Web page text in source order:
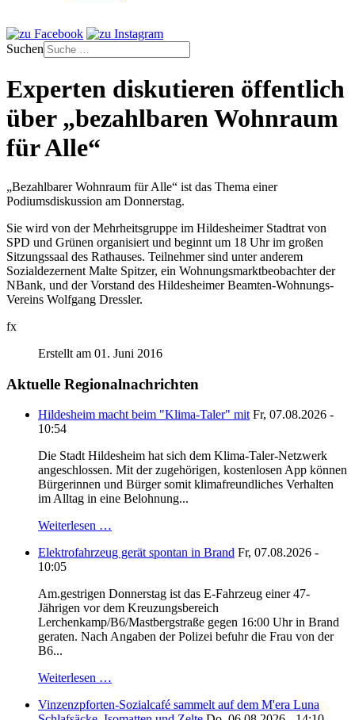
Suchen
Experten diskutieren öffentlich
über „bezahlbaren Wohnraum
für Alle“
„Bezahlbarer Wohnraum für Alle“ ist das Thema einer
Podiumsdiskussion am Donnerstag.
Sie wird von der Mehrheitsgruppe im Hildesheimer Stadtrat von
SPD und Grünen organisiert und beginnt um 18 Uhr im großen
Sitzungssaal des Rathauses. Teilnehmer sind unter anderem
Sozialdezernent Malte Spitzer, ein Wohnungsmarktbeobachter der
NBank, und der Vorstand des Hildesheimer Beamten-Wohnungs-
Vereins Wolfgang Dressler.
fx
Erstellt am 01. Juni 2016
Aktuelle Regionalnachrichten
Hildesheim macht beim "Klima-Taler" mit Fr, 07.08.2026 -
10:54
Die Stadt Hildesheim hat sich dem Klima-Taler-Netzwerk
angeschlossen. Mit der zugehörigen, kostenlosen App können
Bürgerinnen und Bürger somit klimafreundliches Verhalten
im Alltag in eine Belohnung...
Weiterlesen …
Elektrofahrzeug gerät spontan in Brand Fr, 07.08.2026 -
10:05
Am.gestrigen Donnerstag ist das E-Fahrzeug einer 47-
Jährigen vor dem Kreuzungsbereich
Lerchenkamp/B6/Mastbergstraße gegen 16:00 Uhr in Brand
geraten. Nach Angaben der Polizei befuhr die Frau von der
B6...
Weiterlesen …
Vinzenzpforten-Sozialcafé sammelt auf dem M'era Luna